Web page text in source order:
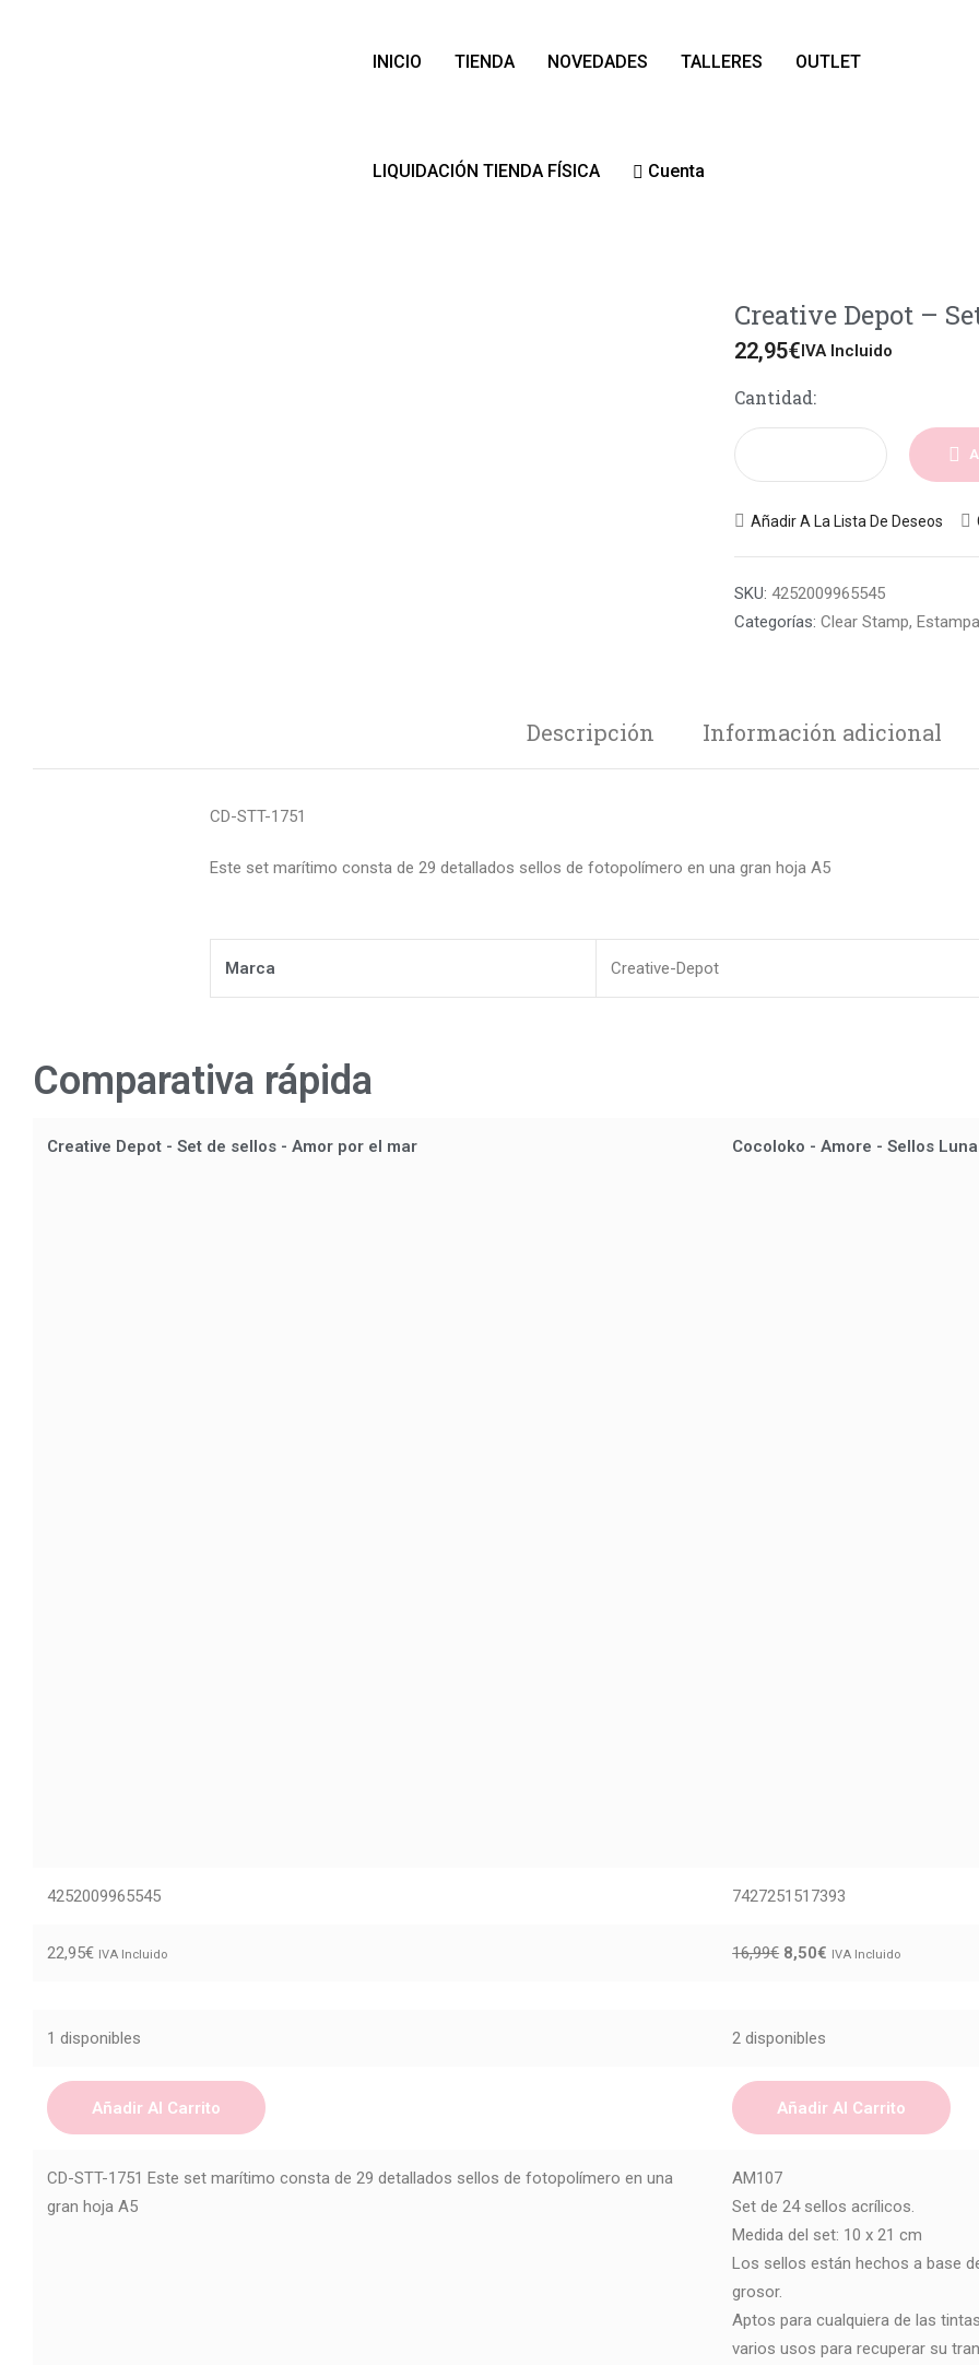
INICIO TIENDA NOVEDADES TALLERES OUTLET
LIQUIDACIÓN TIENDA FÍSICA Cuenta
Creative Depot –
22,95€IVA Incluido
Cantidad:
Añadir A La Lista De Deseos
SKU: 4252009965545
Categorías: Clear Stamp,
Descripción Información adicional
CD-STT-1751
Este set marítimo consta de 29 detallados sellos de fotopolímero en una gran hoja A5
Marca Creative-Depot
Comparativa rápida
Creative Depot - Set de sellos - Amor por el mar Cocoloko - Amore - Sellos
4252009965545 7427251517393
22,95€ IVA Incluido 16,99€ 8,50€ IVA Incluido
1 disponibles 2 disponibles
Añadir Al Carrito Añadir Al Carrito
CD-STT-1751 Este set marítimo consta de 29 detallados sellos de fotopolímero en una
gran hoja A5
AM107
Set de 24 sellos acrílicos.
Medida del set: 10 x 21 cm
Los sellos están hechos a base
grosor.
Aptos para cualquiera de las
varios usos para recuperar su